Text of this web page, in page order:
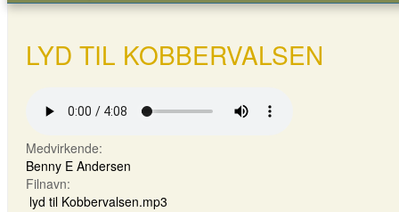
LYD TIL KOBBERVALSEN
Medvirkende:
Benny E Andersen
Filnavn:
lyd til Kobbervalsen.mp3